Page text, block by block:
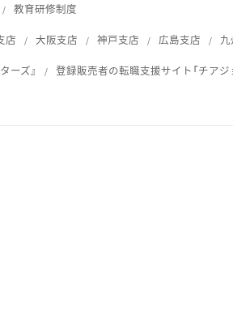
教育研修制度
店 大阪支店 神戸支店 広島支店
ーズ』
登録販売者の転職支援サイト「チアジ